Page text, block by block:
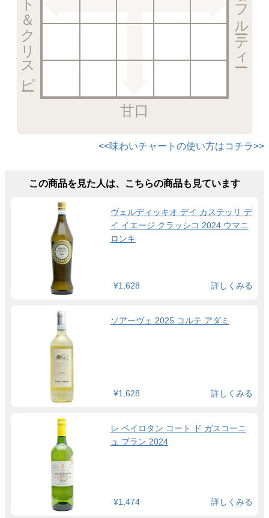
甘口
<<味わいチャートの使い方はコチラ>>
この商品を見た人は、こちらの商品も見ています
ヴェルディッキオ デイ カステッリ デ
イ イエージ クラッシコ 2024 ウマニ
ロンキ
¥1,628 詳しくみる
ソアーヴェ 2025 コルテ アダミ
¥1,628 詳しくみる
レ ペイロタン コート ド ガスコーニ
ュ ブラン 2024
¥1,474 詳しくみる